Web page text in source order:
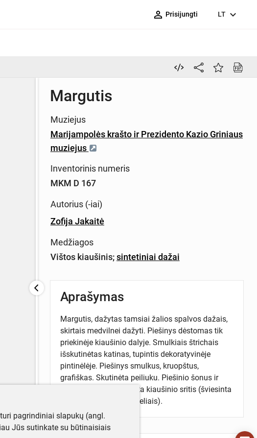
person_outline Prisijungti LT expand_more
Margutis
Muziejus
Marijampolės krašto ir Prezidento Kazio Griniaus
muziejus
Inventorinis numeris
MKM D 167
Autorius (-iai)
Zofija Jakaitė
Medžiagos
Vištos kiaušinis;sintetiniai dažai
Aprašymas
Margutis, dažytas tamsiai žalios spalvos dažais,
skirtais medvilnei dažyti. Piešinys dėstomas tik
priekinėje kiaušinio dalyje. Smulkiais štrichais
išskutinėtas katinas, tupintis dekoratyvinėje
pintinėlėje. Piešinys smulkus, kruopštus,
grafiškas. Skutinėta peiliuku. Piešinio šonus ir
viršų gaubia pašviesinta kiaušinio sritis (šviesinta
patrynus skalbimo milteliais).
pagrindiniai slapukų (angl.
Jūs sutinkate su būtinaisiais